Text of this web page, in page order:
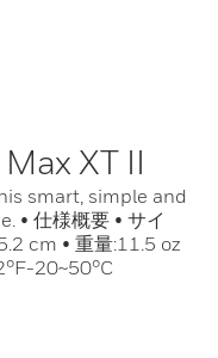
XT II
smart, simple and
• 仕様概要 • サイ
cm • 重量:11.5 oz
20~50°C